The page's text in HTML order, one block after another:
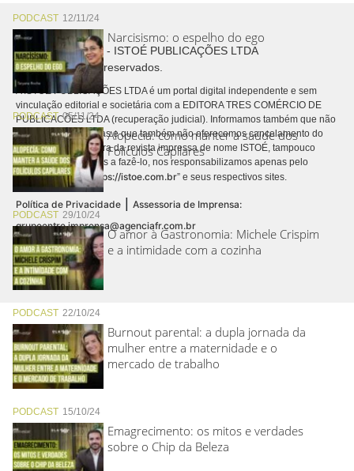
PODCAST 12/11/24
Narcisismo: o espelho do ego
PODCAST05/11/24
Alopecia: como manter a saúde dos
Folículos Capilares
PODCAST 29/10/24
O amor à Gastronomia: Michele Crispim
e a intimidade com a cozinha
PODCAST 22/10/24
Burnout parental: a dupla jornada da
mulher entre a maternidade e o
mercado de trabalho
PODCAST 15/10/24
Emagrecimento: os mitos e verdades
sobre o Chip da Beleza
Copyright © 2026 - ISTOÉ PUBLICAÇÕES LTDA
Todos os direitos reservados.
A ISTOÉ PUBLICAÇÕES LTDA é um portal digital independente e sem
vinculação editorial e societária com a EDITORA TRES COMÉRCIO DE
PUBLICACÕES LTDA (recuperação judicial). Informamos também que não
realizamos cobranças e que também não oferecemos cancelamento do
contrato de assinatura da revista impressa de nome ISTOÉ, tampouco
autorizamos terceiros a fazê-lo, nos responsabilizamos apenas pelo
conteúdo digital “https://istoe.com.br” e seus respectivos sites.
Política de Privacidade | Assessoria de Imprensa:
grupoentre.imprensa@agenciafr.com.br